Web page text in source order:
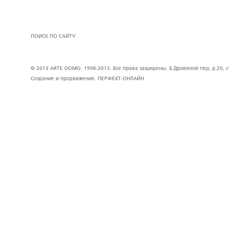
ПОИСК ПО САЙТУ
© 2013 ARTE DOMO. 1998-2013. Все права защищены. Б.Дровяной пер, д.20,
Создание и продвижение.
ПЕРФЕКТ-ОНЛАЙН